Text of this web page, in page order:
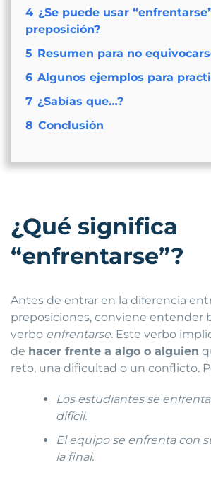
4 ¿Se puede usar
preposición?
5 Resumen para no
6 Algunos ejemplos para
7 ¿Sabías que…?
8 Conclusión
¿Qué significa
“enfrentarse”?
Antes de entrar en la diferencia
preposiciones, conviene entender
verbo enfrentarse. Este verbo
de hacer frente a algo o alguien
reto, una dificultad o un conflicto.
Los estudiantes se
difícil.
El equipo se enfrenta con
la final.